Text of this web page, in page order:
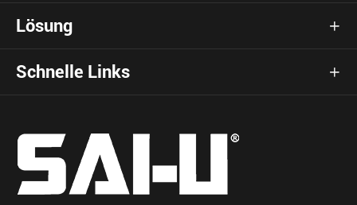
Lösung 
Schnelle Links 